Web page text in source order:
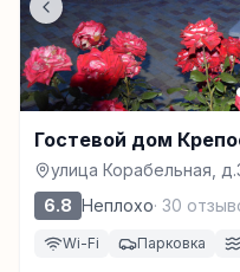
Гостевой дом
улица Корабельная,
6.8 Неплохо· 30
Wi-Fi Парковка